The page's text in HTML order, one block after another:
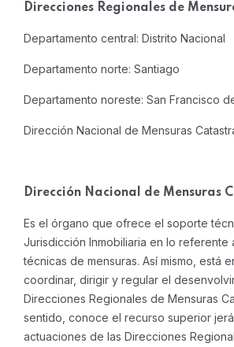
Direcciones Regionales de
Departamento central: Distrito Nacional
Departamento norte: Santiago
Departamento noreste: San Francisco
Dirección Nacional de Mensuras
Dirección Nacional de Mensuras
Es el órgano que ofrece el soporte
Jurisdicción Inmobiliaria en lo referente
técnicas de mensuras. Así mismo, está
coordinar, dirigir y regular el
Direcciones Regionales de Mensuras
sentido, conoce el recurso superior
actuaciones de las Direcciones